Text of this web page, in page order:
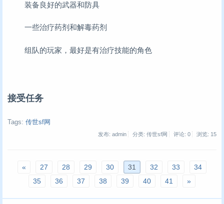
装备良好的武器和防具
一些治疗药剂和解毒药剂
组队的玩家，最好是有治疗技能的角色
接受任务
Tags: 传世sf网
发布: admin 分类: 传世sf网 评论: 0 浏览: 15
« 27 28 29 30 31 32 33
34
35
36 37 38 39 40 41 »